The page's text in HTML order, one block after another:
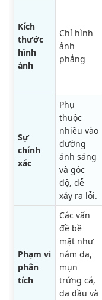
Kích
thước
hình
ảnh
Chỉ hình
ảnh
phẳng
Sự
chính
xác
Phụ
thuộc
nhiều vào
đường
ánh sáng
và góc
độ, dễ
xảy ra lỗi.
Phạm vi
phân
tích
Các vấn
đề bề
mặt như
nám da,
mụn
trứng cá,
da dầu và